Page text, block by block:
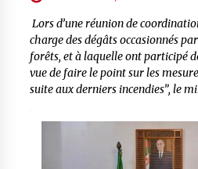
Lors d’une réunion de
charge des dégâts occasionnés
forêts, et à laquelle ont participé
vue de faire le point sur les
suite aux derniers incendies”, le